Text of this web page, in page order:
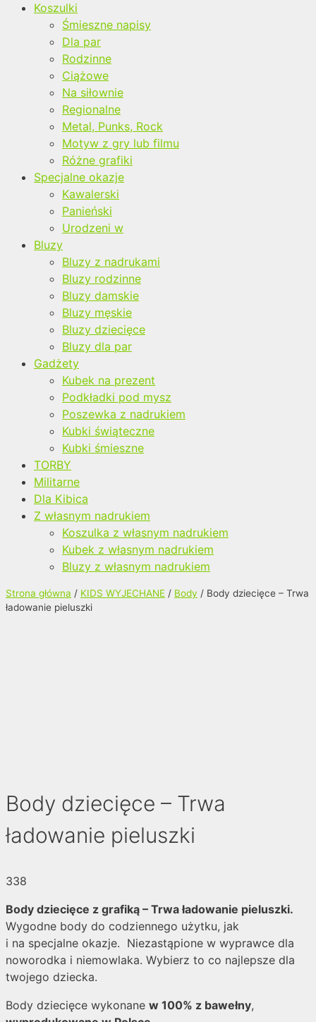
Koszulki
Śmieszne napisy
Dla par
Rodzinne
Ciążowe
Na siłownie
Regionalne
Metal, Punks, Rock
Motyw z gry lub filmu
Różne grafiki
Specjalne okazje
Kawalerski
Panieński
Urodzeni w
Bluzy
Bluzy z nadrukami
Bluzy rodzinne
Bluzy damskie
Bluzy męskie
Bluzy dziecięce
Bluzy dla par
Gadżety
Kubek na prezent
Podkładki pod mysz
Poszewka z nadrukiem
Kubki świąteczne
Kubki śmieszne
TORBY
Militarne
Dla Kibica
Z własnym nadrukiem
Koszulka z własnym nadrukiem
Kubek z własnym nadrukiem
Bluzy z własnym nadrukiem
Strona główna / KIDS WYJECHANE / Body / Body dziecięce – Trwa
ładowanie pieluszki
Body dziecięce – Trwa
ładowanie pieluszki
338
Body dziecięce z grafiką – Trwa ładowanie pieluszki.
Wygodne body do codziennego użytku, jak
i na specjalne okazje. Niezastąpione w wyprawce dla
noworodka i niemowlaka. Wybierz to co najlepsze dla
twojego dziecka.
Body dziecięce wykonane w 100% z bawełny,